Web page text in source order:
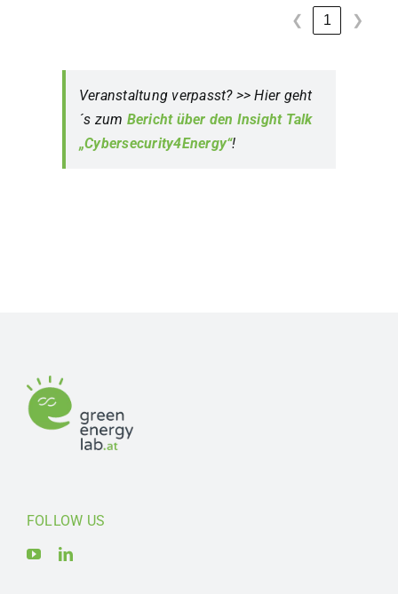
❮ 1 ❯
Veranstaltung verpasst? >> Hier geht
´s zum Bericht über den Insight Talk
„Cybersecurity4Energy“!
FOLLOW US